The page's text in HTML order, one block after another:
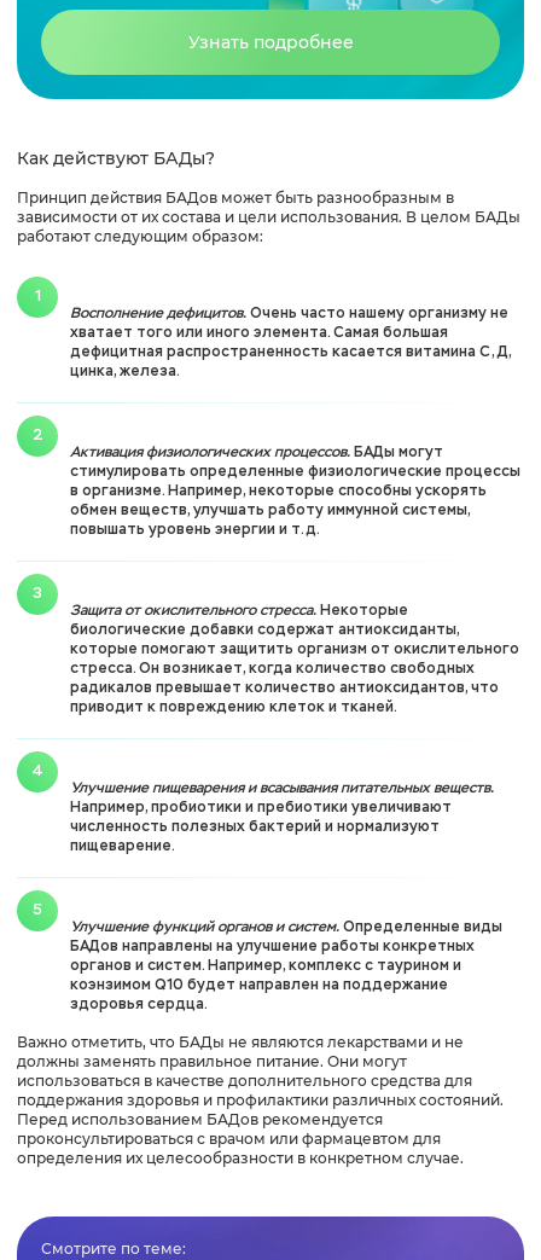
Узнать подробнее
Как действуют БАДы?
Принцип действия БАДов может быть разнообразным в
зависимости от их состава и цели использования. В целом БАДы
работают следующим образом:
Восполнение дефицитов. Очень часто нашему организму не
хватает того или иного элемента. Самая большая
дефицитная распространенность касается витамина С, Д,
цинка, железа.
Активация физиологических процессов. БАДы могут
стимулировать определенные физиологические процессы
в организме. Например, некоторые способны ускорять
обмен веществ, улучшать работу иммунной системы,
повышать уровень энергии и т.д.
Защита от окислительного стресса. Некоторые
биологические добавки содержат антиоксиданты,
которые помогают защитить организм от окислительного
стресса. Он возникает, когда количество свободных
радикалов превышает количество антиоксидантов, что
приводит к повреждению клеток и тканей.
Улучшение пищеварения и всасывания питательных веществ.
Например, пробиотики и пребиотики увеличивают
численность полезных бактерий и нормализуют
пищеварение.
Улучшение функций органов и систем. Определенные виды
БАДов направлены на улучшение работы конкретных
органов и систем. Например, комплекс с таурином и
коэнзимом Q10 будет направлен на поддержание
здоровья сердца.
Важно отметить, что БАДы не являются лекарствами и не
должны заменять правильное питание. Они могут
использоваться в качестве дополнительного средства для
поддержания здоровья и профилактики различных состояний.
Перед использованием БАДов рекомендуется
проконсультироваться с врачом или фармацевтом для
определения их целесообразности в конкретном случае.
Смотрите по теме: